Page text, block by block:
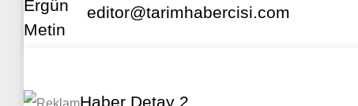
editor@tarimhabercisi.com